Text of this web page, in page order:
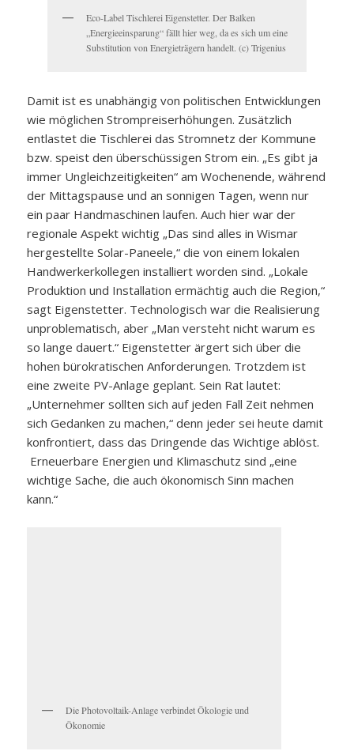
Eco-Label Tischlerei Eigenstetter. Der Balken
„Energieeinsparung“ fällt hier weg, da es sich um eine
Substitution von Energieträgern handelt. (c) Trigenius
Damit ist es unabhängig von politischen Entwicklungen
wie möglichen Strompreiserhöhungen. Zusätzlich
entlastet die Tischlerei das Stromnetz der Kommune
bzw. speist den überschüssigen Strom ein. „Es gibt ja
immer Ungleichzeitigkeiten“ am Wochenende, während
der Mittagspause und an sonnigen Tagen, wenn nur
ein paar Handmaschinen laufen. Auch hier war der
regionale Aspekt wichtig „Das sind alles in Wismar
hergestellte Solar-Paneele,“ die von einem lokalen
Handwerkerkollegen installiert worden sind. „Lokale
Produktion und Installation ermächtig auch die Region,“
sagt Eigenstetter. Technologisch war die Realisierung
unproblematisch, aber „Man versteht nicht warum es
so lange dauert.“ Eigenstetter ärgert sich über die
hohen bürokratischen Anforderungen. Trotzdem ist
eine zweite PV-Anlage geplant. Sein Rat lautet:
„Unternehmer sollten sich auf jeden Fall Zeit nehmen
sich Gedanken zu machen,“ denn jeder sei heute damit
konfrontiert, dass das Dringende das Wichtige ablöst.
Erneuerbare Energien und Klimaschutz sind „eine
wichtige Sache, die auch ökonomisch Sinn machen
kann.“
individuelle Mobilität verbraucht. „Weil es mit fossilen
Brennstoffen so eine unglaublich praktische Lösung